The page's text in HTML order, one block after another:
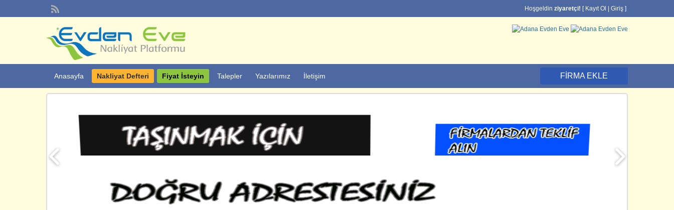
Hoşgeldin ziyaretçi! [ Kayıt Ol Giriş ]
Anasayfa Nakliyat Defteri Fiyat İsteyin Talepler Yazılarımız İletişim FIRMA EKLE